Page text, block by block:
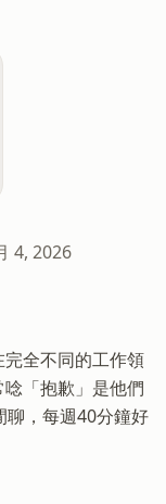
4, 2026
全不同的工作領
「抱歉」是他們
聊，每週40分鐘好